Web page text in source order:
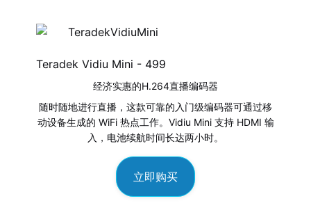
Teradek Vidiu Mini - 499
经济实惠的H.264直播编码器
随时随地进行直播，这款可靠的入门级编码器可通过移
动设备生成的 WiFi 热点工作。Vidiu Mini 支持 HDMI 输
入，电池续航时间长达两小时。
立即购买